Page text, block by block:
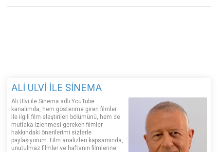
ALİ ULVİ İLE SİNEMA
Ali Ulvi ile Sinema adlı YouTube
kanalımda, hem gösterime giren filmler
ile ilgili film eleştirileri bölümünü, hem de
mutlaka izlenmesi gereken filmler
hakkındaki önerilerimi sizlerle
paylaşıyorum. Film analizleri kapsamında,
unutulmaz filmler ve haftanın filmlerine